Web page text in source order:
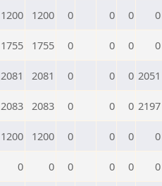
1200 1200 0 0 0 0
1755 1755 0 0 0 0
2081 2081 0 0 0 2051
2083 2083 0 0 0 2197
1200 1200 0 0 0 0
0 0 0 0 0 0